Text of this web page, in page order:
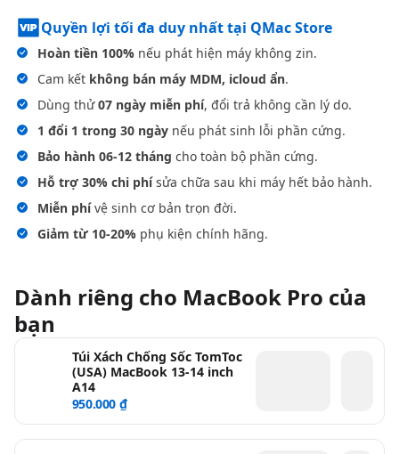
Quyền lợi tối đa duy nhất tại QMac Store
Hoàn tiền 100% nếu phát hiện máy không zin.
Cam kết không bán máy MDM, icloud ẩn.
Dùng thử07 ngày miễn phí, đổi trả không cần lý do.
1 đổi 1 trong 30 ngày nếu phát sinh lỗi phần cứng.
Bảo hành 06-12 tháng cho toàn bộ phần cứng.
Hỗ trợ 30% chi phísửa chữa sau khi máy hết bảo hành.
Miễn phívệ sinh cơ bản trọn đời.
Giảm từ 10-20% phụ kiện chính hãng.
Dành riêng cho MacBook Pro của
bạn
Túi Xách Chống Sốc TomToc
(USA) MacBook 13-14 inch
A14
950.000 ₫